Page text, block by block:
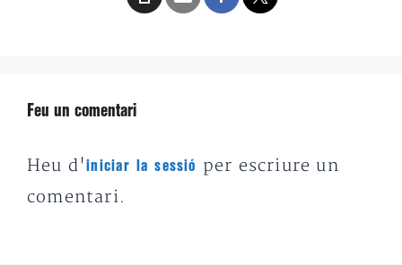
Feu un comentari
Heu d'iniciar la sessió
per escriure un
comentari.